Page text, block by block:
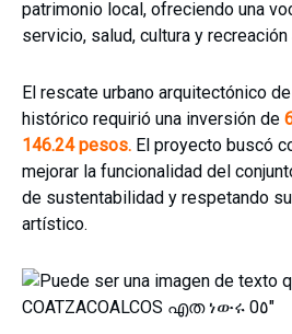
patrimonio local, ofreciendo una
servicio, salud, cultura y recreación
El rescate urbano arquitectónico
histórico requirió una inversión de
146.24 pesos. El proyecto buscó
mejorar la funcionalidad del
de sustentabilidad y respetando
artístico.